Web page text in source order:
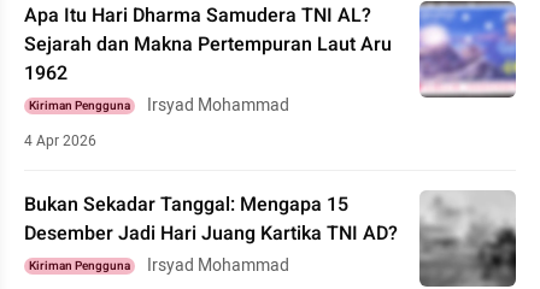
Apa Itu Hari Dharma Samudera TNI AL?
Sejarah dan Makna Pertempuran Laut Aru
1962
Kiriman Pengguna Irsyad Mohammad
4 Apr 2026
Bukan Sekadar Tanggal: Mengapa 15
Desember Jadi Hari Juang Kartika TNI AD?
Kiriman Pengguna Irsyad Mohammad